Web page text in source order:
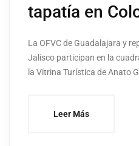
tapatía en
La OFVC de Guadalajara y
Jalisco participan en la
la Vitrina Turística de Anato
Leer Más